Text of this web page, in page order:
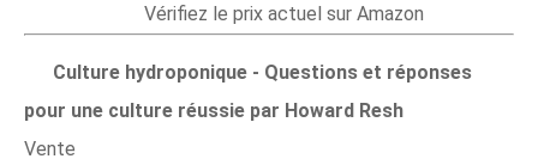
Vérifiez le prix actuel sur Amazon
Culture hydroponique - Questions et réponses
pour une culture réussie par Howard Resh
Vente